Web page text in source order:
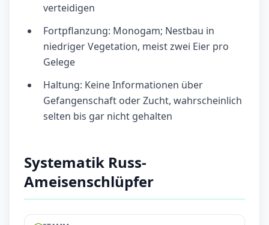
verteidigen
Fortpflanzung: Monogam; Nestbau in
niedriger Vegetation, meist zwei Eier pro
Gelege
Haltung: Keine Informationen über
Gefangenschaft oder Zucht, wahrscheinlich
selten bis gar nicht gehalten
Systematik Russ-
Ameisenschlüpfer